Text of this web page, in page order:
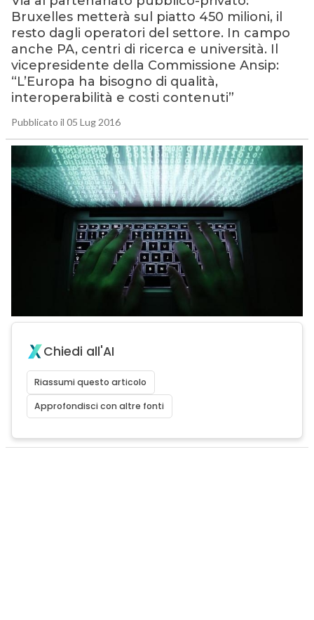
Bruxelles metterà sul piatto 450 milioni, il
resto dagli operatori del settore. In campo
anche PA, centri di ricerca e università. Il
vicepresidente della Commissione Ansip:
“L’Europa ha bisogno di qualità,
interoperabilità e costi contenuti”
Pubblicato il 05 Lug 2016
Chiedi all'AI
Riassumi questo articolo
Approfondisci con altre fonti